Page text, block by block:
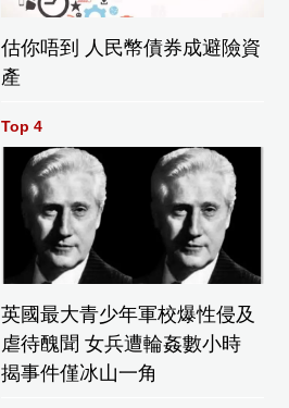
估你唔到 人民幣債券成避險資
產
Top 4
英國最大青少年軍校爆性侵及
虐待醜聞 女兵遭輪姦數小時
揭事件僅冰山一角